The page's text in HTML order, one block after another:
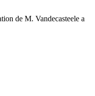
de M. Vandecasteele a